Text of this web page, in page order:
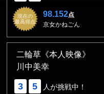
現在の
最高得点
98.152点
京女かねごん
二輪草《本人映像》
川中美幸
3 5 人が挑戦中！